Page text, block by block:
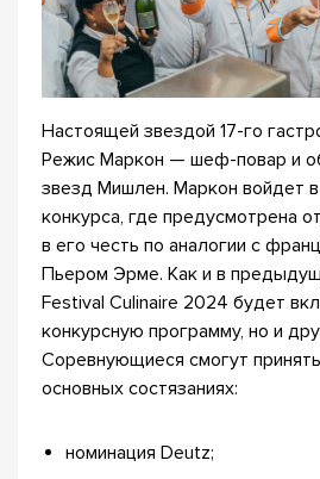
Настоящей звездой 17-го
Режис Маркон — шеф-повар и
звезд Мишлен. Маркон войдет
конкурса, где предусмотрена
в его честь по аналогии с
Пьером Эрме. Как и в
Festival Culinaire 2024 будет
конкурсную программу, но и
Соревнующиеся смогут
основных состязаниях:
номинация Deutz;